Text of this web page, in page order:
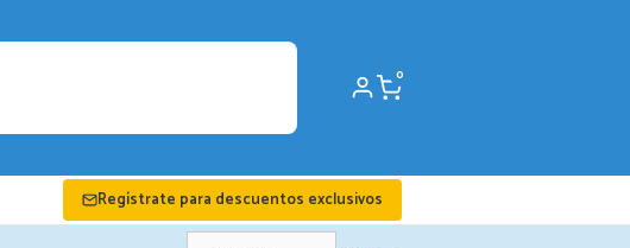
0
Regístrate para descuentos exclusivos